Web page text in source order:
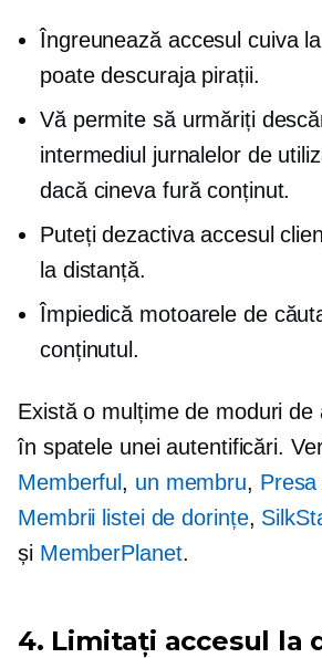
Îngreunează accesul cuiva
poate descuraja pirații.
Vă permite să urmăriți
intermediul jurnalelor de
dacă cineva fură conținut.
Puteți dezactiva accesul
la distanță.
Împiedică motoarele de
conținutul.
Există o mulțime de moduri de
în spatele unei autentificări.
Memberful, un membru,
Membrii listei de dorințe,
și MemberPlanet.
4. Limitați accesul la